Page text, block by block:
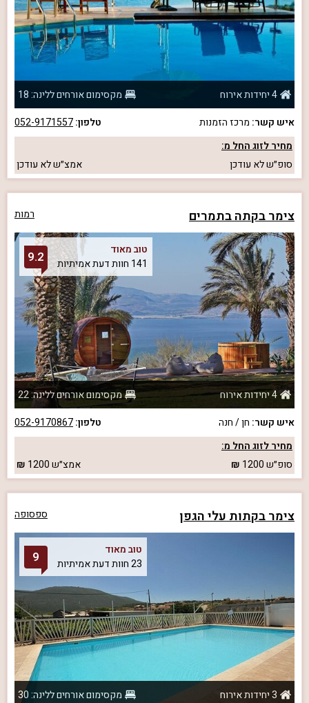
4 יחידות אירוח
מקסימום אורחים ללינה: 18
איש קשר: מרכז הזמנות טלפון:052-9171557
מחיר לזוג החל מ:
סופ״שלא עודכן אמצ״שלא עודכן
צימר בקתה בתמרים רמות
טוב מאוד
141 חוות דעת אמיתיות
9.2
4 יחידות אירוח
מקסימום אורחים ללינה: 22
איש קשר: חן / חנה טלפון:052-9170867
מחיר לזוג החל מ:
סופ״ש1200 אמצ״ש1200
צימר בקתות עלי הגפן ספסופה
טוב מאוד
23 חוות דעת אמיתיות
9
3 יחידות אירוח
מקסימום אורחים ללינה: 30